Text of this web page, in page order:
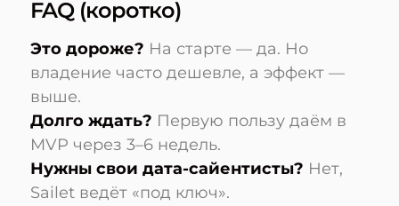
FAQ (коротко)
Это дороже? На старте — да. Но
владение часто дешевле, а эффект —
выше.
Долго ждать? Первую пользу даём в
MVP через 3–6 недель.
Нужны свои дата-сайентисты? Нет,
Sailet ведёт «под ключ».